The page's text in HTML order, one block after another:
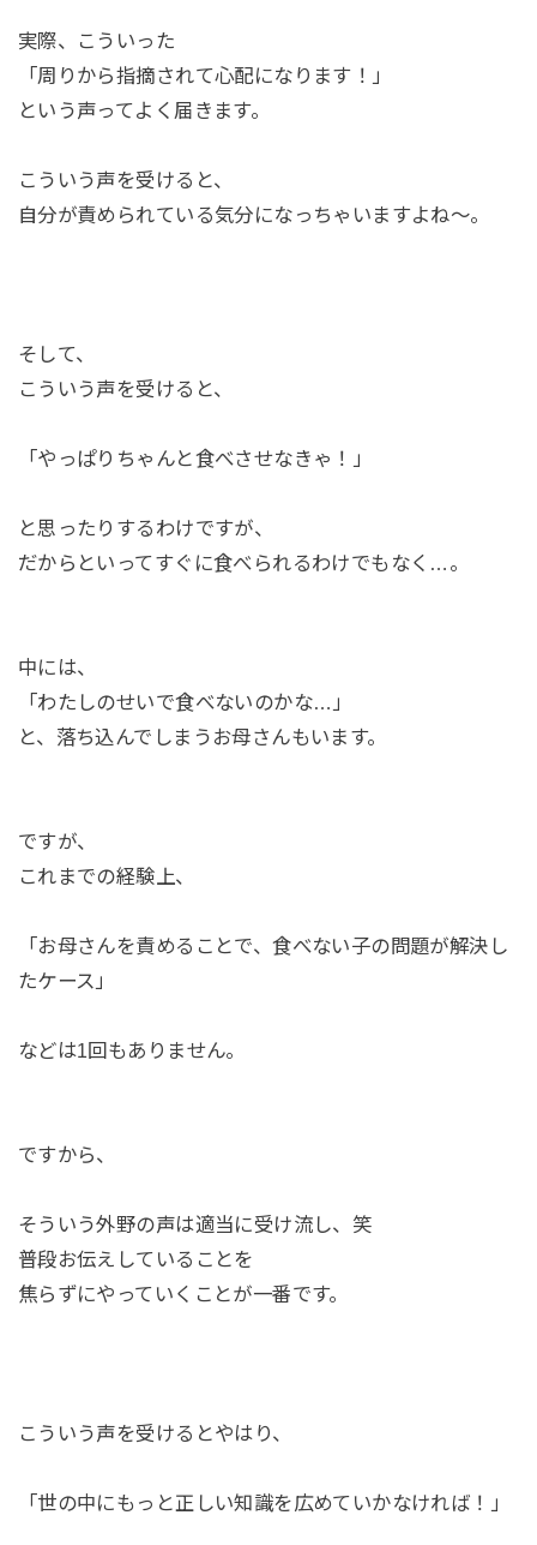
実際、こういった
「周りから指摘されて心配になります！」
という声ってよく届きます。
こういう声を受けると、
自分が責められている気分になっちゃいますよね〜。
そして、
こういう声を受けると、
「やっぱりちゃんと食べさせなきゃ！」
と思ったりするわけですが、
だからといってすぐに食べられるわけでもなく…。
中には、
「わたしのせいで食べないのかな…」
と、落ち込んでしまうお母さんもいます。
ですが、
これまでの経験上、
「お母さんを責めることで、食べない子の問題が解決し
たケース」
などは1回もありません。
ですから、
そういう外野の声は適当に受け流し、笑
普段お伝えしていることを
焦らずにやっていくことが一番です。
こういう声を受けるとやはり、
「世の中にもっと正しい知識を広めていかなければ！」